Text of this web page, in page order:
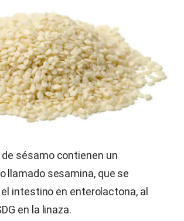
sésamo contienen un
llamado sesamina, que se
intestino en enterolactona, al
en la linaza.